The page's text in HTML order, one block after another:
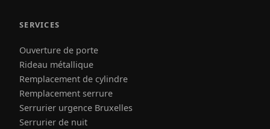
SERVICES
Ouverture de porte
Rideau métallique
Remplacement de cylindre
Remplacement serrure
Serrurier urgence Bruxelles
Serrurier de nuit